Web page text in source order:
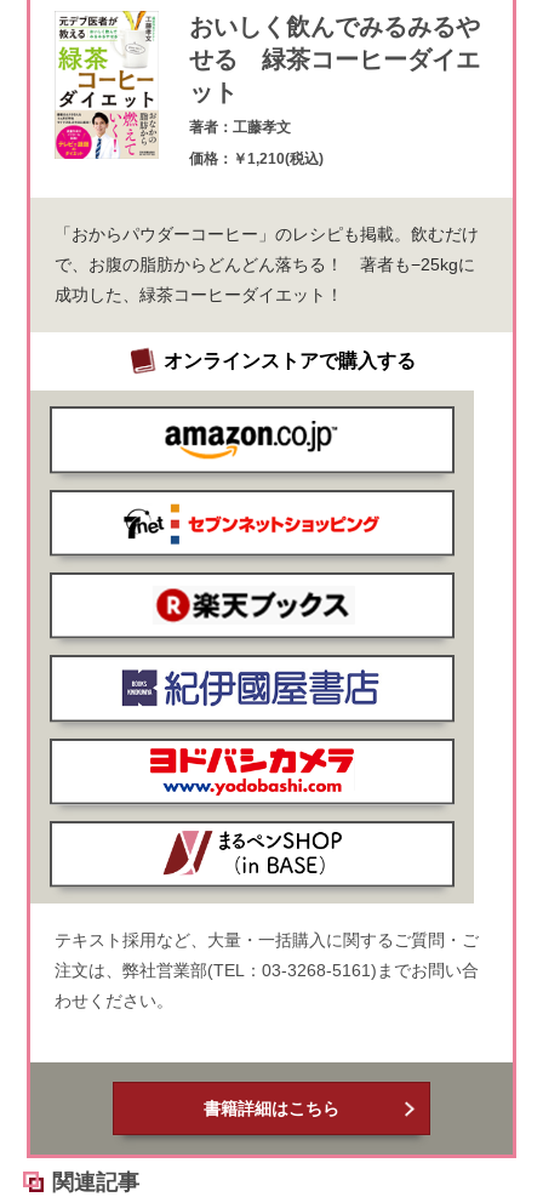
おいしく飲んでみるみるや
せる 緑茶コーヒーダイエ
ット
著者：工藤孝文
価格：￥1,210(税込)
「おからパウダーコーヒー」のレシピも掲載。飲むだけ
で、お腹の脂肪からどんどん落ちる！ 著者も−25kgに
成功した、緑茶コーヒーダイエット！
オンラインストアで購入する
テキスト採用など、大量・一括購入に関するご質問・ご
注文は、弊社営業部(TEL：03-3268-5161)までお問い合
わせください。
書籍詳細はこちら
関連記事